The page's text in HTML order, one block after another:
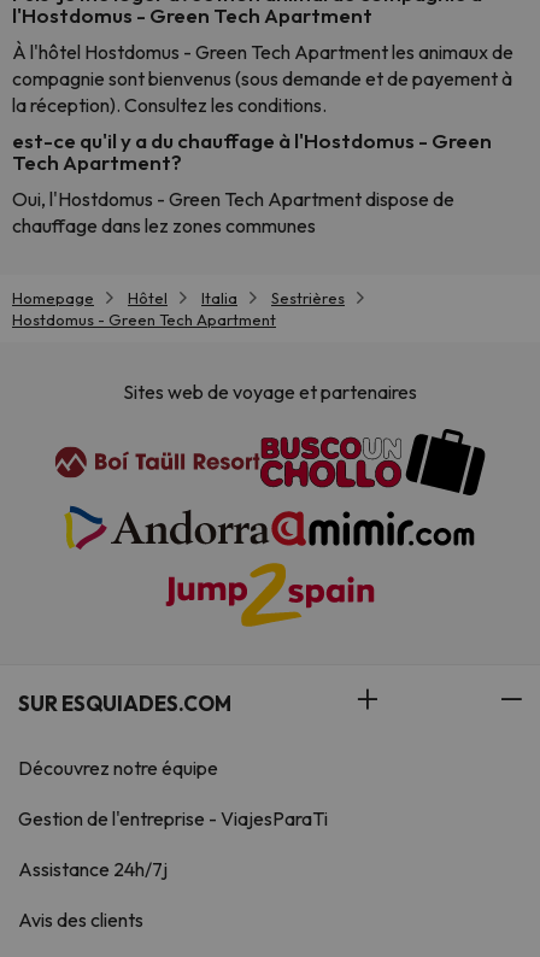
l'Hostdomus - Green Tech Apartment
À l'hôtel Hostdomus - Green Tech Apartment les animaux de
compagnie sont bienvenus (sous demande et de payement à
la réception). Consultez les conditions.
est-ce qu'il y a du chauffage à l'Hostdomus - Green
Tech Apartment?
Oui, l'Hostdomus - Green Tech Apartment dispose de
chauffage dans lez zones communes
Homepage Hôtel Italia
Sestrières
Hostdomus - Green Tech Apartment
Sites web de voyage et partenaires
SUR ESQUIADES.COM
Découvrez notre équipe
Gestion de l'entreprise - ViajesParaTi
Assistance 24h/7j
Avis des clients